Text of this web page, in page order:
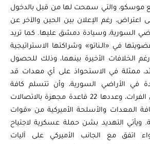
موسكو، والتي سمحت لها من قبل بالدخول
رغم الإعلان بين الحين والآخر عن
السورية، وسيادة دمشق عليها. كما تريد
في «الـناتو» وشراكتها الاستراتيجية
الخلافات الأخيرة بينهما، وذلك للحصول
ممثلة في الاستحواذ على أي معدات قد
في الأراضي السورية، وأن تتسلم كافة
القواعد الأميركية شرق الفرات، وعددها 22 قاعدة مجهزة بالاتصالات
المعدات والأسلحة الأميركية من «قوات
ويأتي التهديد بشن حملة عسكرية لاجتياح
اتفق مع الجانب الأميركي على آليات